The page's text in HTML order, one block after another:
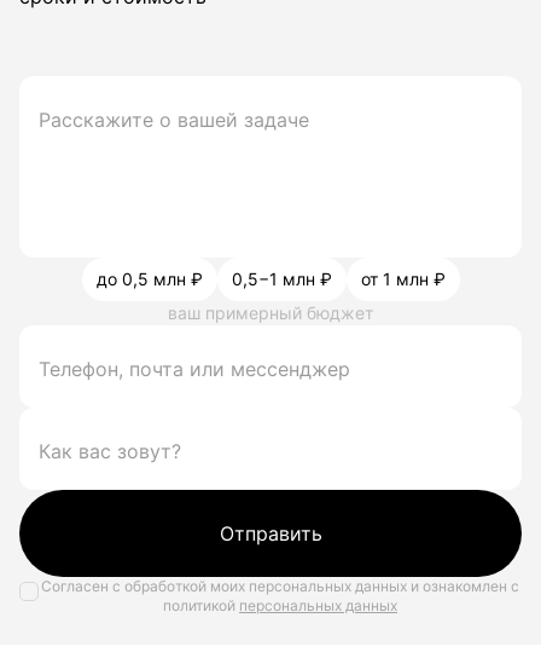
до 0,5 млн ₽ 0,5−1 млн ₽
от 1 млн ₽
ваш примерный бюджет
Отправить
Согласен с обработкой моих персональных данных и ознакомлен с
политикой персональных данных